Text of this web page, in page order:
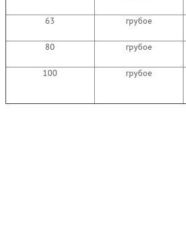
63 грубое
80 грубое
100 грубое